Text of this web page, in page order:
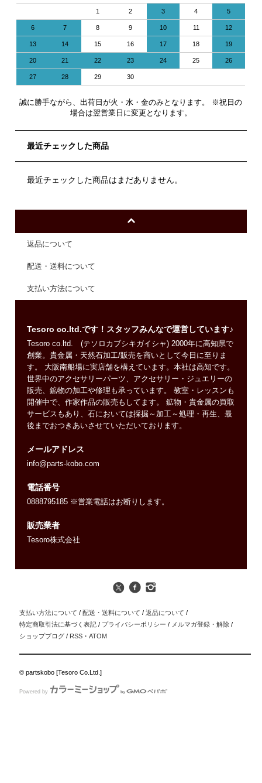
1 2 3 4 5
6 7 8 9 10 11 12
13 14 15 16 17 18 19
20 21 22 23 24 25 26
27 28 29 30
誠に勝手ながら、出荷日が火・水・金のみとなります。 ※祝日の
場合は翌営業日に変更となります。
最近チェックした商品
最近チェックした商品はまだありません。
返品について
配送・送料について
支払い方法について
Tesoro co.ltd.です！スタッフみんなで運営しています♪
Tesoro co.ltd. (テソロカブシキガイシャ) 2000年に高知県で
創業。貴金属・天然石加工/販売を商いとして今日に至りま
す。 大阪南船場に実店舗を構えています。本社は高知です。
世界中のアクセサリーパーツ、アクセサリー・ジュエリーの
販売、鉱物の加工や修理も承っています。 教室・レッスンも
開催中で、作家作品の販売もしてます。 鉱物・貴金属の買取
サービスもあり、石においては採掘～加工～処理・再生、最
後までおつきあいさせていただいております。
メールアドレス
info@parts-kobo.com
電話番号
0888795185 ※営業電話はお断りします。
販売業者
Tesoro株式会社
支払い方法について / 配送・送料について / 返品について /
特定商取引法に基づく表記 / プライバシーポリシー / メルマガ登録・解除 /
ショップブログ / RSS ・ATOM
© partskobo [Tesoro Co.Ltd.]
Powered by